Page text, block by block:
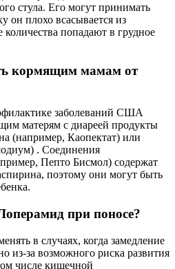
стула. Его могут принимать
он плохо всасывается из
попадают в грудное
кормящим мамам от
заболеваний США
матерям с диареей продукты
(например, Каопектат) или
. Соединения
Пепто Бисмол) содержат
поэтому они могут быть
при поносе?
в случаях, когда замедление
из-за возможного риска развития
числе кишечной